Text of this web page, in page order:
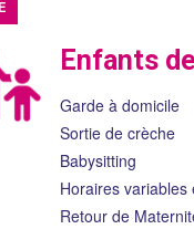
Enfants
Garde à domicile
Sortie de crèche
Babysitting
Horaires variables
Retour de